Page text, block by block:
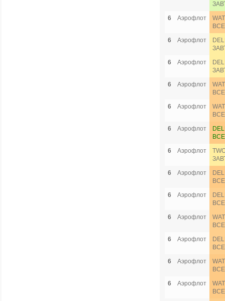
6
Аэрофлот
6
Аэрофлот
6
Аэрофлот
6
Аэрофлот
6
Аэрофлот
6
Аэрофлот
6
Аэрофлот
6
Аэрофлот
6
Аэрофлот
6
Аэрофлот
6
Аэрофлот
6
Аэрофлот
6
Аэрофлот